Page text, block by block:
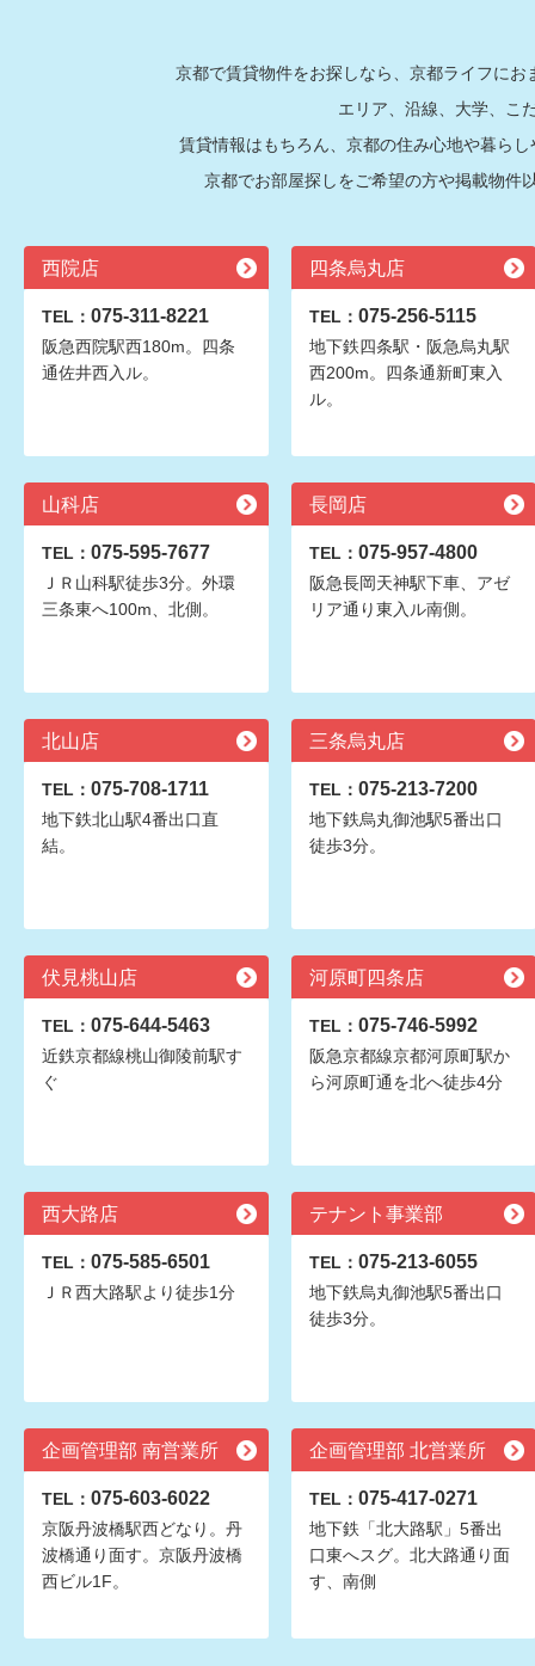
京都で賃貸物件をお探しなら、京都ライフに
エリア、沿線、大学、こ
賃貸情報はもちろん、京都の住み心地や暮ら
京都でお部屋探しをご希望の方や掲載物件
西院店
TEL： 075-311-8221
阪急西院駅西180m。四条
通佐井西入ル。
四条烏丸店
TEL： 075-256-5115
地下鉄四条駅・阪急烏丸駅
西200m。四条通新町東入
ル。
山科店
TEL： 075-595-7677
ＪＲ山科駅徒歩3分。外環
三条東へ100m、北側。
長岡店
TEL： 075-957-4800
阪急長岡天神駅下車、アゼ
リア通り東入ル南側。
北山店
TEL： 075-708-1711
地下鉄北山駅4番出口直
結。
三条烏丸店
TEL： 075-213-7200
地下鉄烏丸御池駅5番出口
徒歩3分。
伏見桃山店
TEL： 075-644-5463
近鉄京都線桃山御陵前駅す
ぐ
河原町四条店
TEL： 075-746-5992
阪急京都線京都河原町駅か
ら河原町通を北へ徒歩4分
西大路店
TEL： 075-585-6501
ＪＲ西大路駅より徒歩1分
テナント事業部
TEL： 075-213-6055
地下鉄烏丸御池駅5番出口
徒歩3分。
企画管理部 南営業所
TEL： 075-603-6022
京阪丹波橋駅西どなり。丹
波橋通り面す。京阪丹波橋
西ビル1F。
企画管理部 北営業所
TEL： 075-417-0271
地下鉄「北大路駅」5番出
口東へスグ。北大路通り面
す、南側